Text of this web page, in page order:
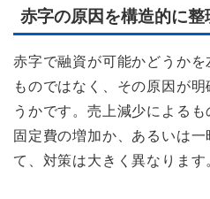
赤字の原因を構造的に整
赤字で融資が可能かどうか
ものではなく、その原因が
うかです。売上減少によるも
固定費の増加か、あるいは
て、対策は大きく異なります